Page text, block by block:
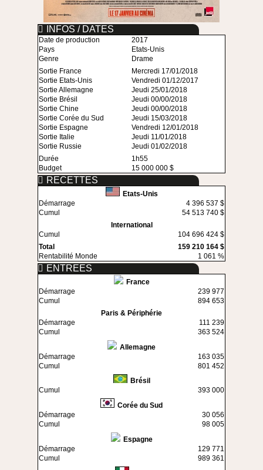
INFOS / DATES
Date de production
2017
Pays
Etats-Unis
Genre
Drame
Sortie France
Mercredi 17/01/2018
Sortie Etats-Unis
Vendredi 01/12/2017
Sortie Allemagne
Jeudi 25/01/2018
Sortie Brésil
Jeudi 00/00/2018
Sortie Chine
Jeudi 00/00/2018
Sortie Corée du Sud
Jeudi 15/03/2018
Sortie Espagne
Vendredi 12/01/2018
Sortie Italie
Jeudi 11/01/2018
Sortie Russie
Jeudi 01/02/2018
Durée
1h55
Budget
15 000 000 $
RECETTES
Etats-Unis
Démarrage
4 396 537 $
Cumul
54 513 740 $
International
Cumul
104 696 424 $
Total
159 210 164 $
Rentabilité Monde
1 061 %
ENTREES
France
Démarrage
239 977
Cumul
894 653
Paris & Périphérie
Démarrage
111 239
Cumul
363 524
Allemagne
Démarrage
163 035
Cumul
801 452
Brésil
Cumul
393 000
Corée du Sud
Démarrage
30 056
Cumul
98 005
Espagne
Démarrage
129 771
Cumul
989 361